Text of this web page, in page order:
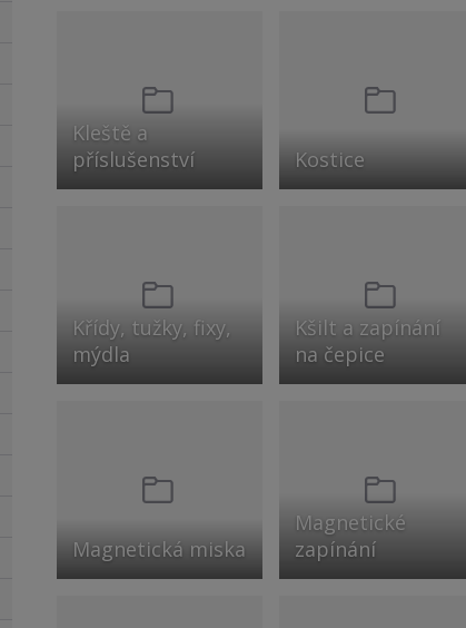
Kleště a
příslušenství
Kostice
Křídy, tužky, fixy,
mýdla
Kšilt a zapínání
na čepice
Magnetická miska
Magnetické
zapínání